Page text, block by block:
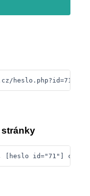
heslo.php?id=71
stránky
[heslo id="71"]